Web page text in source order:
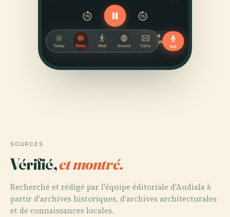
SOURCES
Vérifié,et montré.
Recherché et rédigé par l'équipe éditoriale d'Audiala à
partir d'archives historiques, d'archives architecturales
et de connaissances locales.